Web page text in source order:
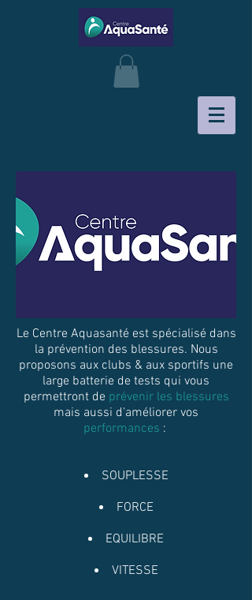
Le Centre Aquasanté est spécialisé dans
la prévention des blessures. Nous
proposons aux clubs & aux sportifs une
large batterie de tests qui vous
permettront de prévenir les blessures
mais aussi d'améliorer vos
performances :
SOUPLESSE
FORCE
EQUILIBRE
VITESSE